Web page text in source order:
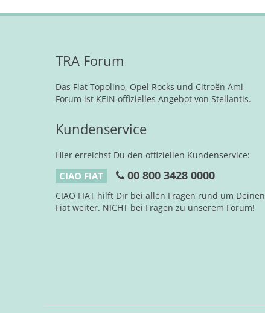
TRA Forum
Das Fiat Topolino, Opel Rocks und Citroën Ami
Forum ist KEIN offizielles Angebot von Stellantis.
Kundenservice
Hier erreichst Du den offiziellen Kundenservice:
CIAO FIAT 00 800 3428 0000
CIAO FIAT hilft Dir bei allen Fragen rund um Deinen
Fiat weiter. NICHT bei Fragen zu unserem Forum!